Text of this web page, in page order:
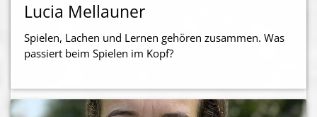
Lucia Mellauner
Spielen, Lachen und Lernen gehören zusammen. Was
passiert beim Spielen im Kopf?